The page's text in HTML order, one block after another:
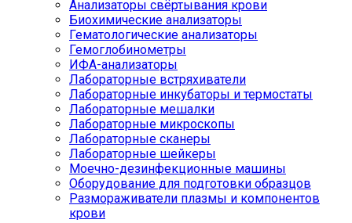
Анализаторы свёртывания крови
Биохимические анализаторы
Гематологические анализаторы
Гемоглобинометры
ИФА-анализаторы
Лабораторные встряхиватели
Лабораторные инкубаторы и термостаты
Лабораторные мешалки
Лабораторные микроскопы
Лабораторные сканеры
Лабораторные шейкеры
Моечно-дезинфекционные машины
Оборудование для подготовки образцов
Размораживатели плазмы и компонентов
крови